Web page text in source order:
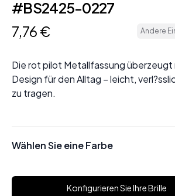
#BS2425-0227
7,76 € Andere
Die rot pilot Metallfassung überzeugt
Design für den Alltag – leicht,
zu tragen.
Wählen Sie eine Farbe
Konfigurieren Sie Ihre Brille